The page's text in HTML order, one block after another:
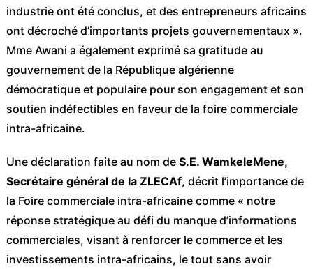
industrie ont été conclus, et des entrepreneurs africains
ont décroché d’importants projets gouvernementaux ».
Mme Awani a également exprimé sa gratitude au
gouvernement de la République algérienne
démocratique et populaire pour son engagement et son
soutien indéfectibles en faveur de la foire commerciale
intra-africaine.
Une déclaration faite au nom de S.E. WamkeleMene,
Secrétaire général de la ZLECAf, décrit l’importance de
la Foire commerciale intra-africaine comme « notre
réponse stratégique au défi du manque d’informations
commerciales, visant à renforcer le commerce et les
investissements intra-africains, le tout sans avoir